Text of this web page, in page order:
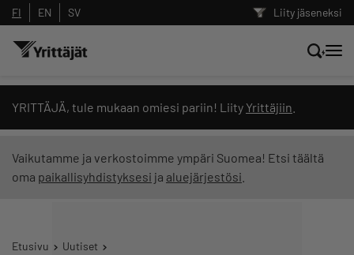
Liity jäseneksi
FI EN SV
YRITTÄJÄ, tule mukaan omiesi pariin! Liity Yrittäjiin
Vaikutamme ja verkostoimme ympäri Suomea! Etsi täältä
oma paikallisyhdistyksesi ja aluejärjestösi
Etusivu Uutiset
Hae sivustolta tai kysy suoraan
Yrittäjien tekoälyltä
Suodata hakutuloksia: näytä kaikki sisältö